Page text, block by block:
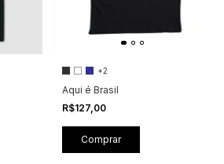
+2
Aqui é Brasil
R$127,00
Comprar